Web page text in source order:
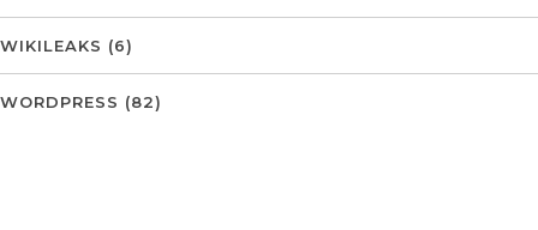
WIKILEAKS (6)
WORDPRESS (82)